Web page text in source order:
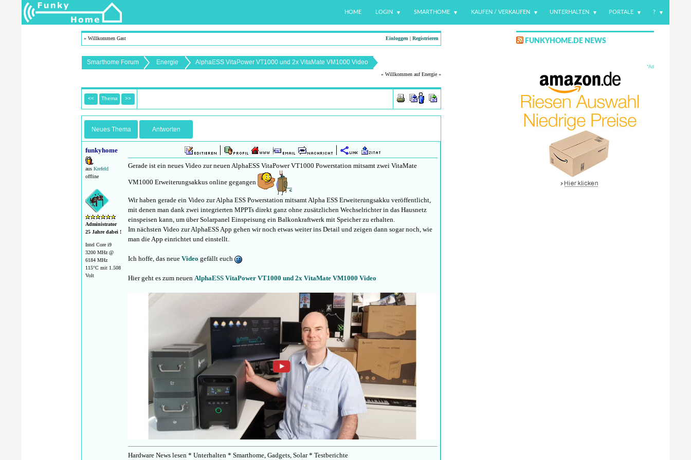
HOME LOGIN SMARTHOME KAUFEN / VERKAUFEN UNTERHALTEN PORTALE ?
» Willkommen Gast Einloggen |Registrieren
Smarthome Forum Energie AlphaESS VitaPower VT1000 und 2x VitaMate VM1000 Video
» Willkommen auf Energie «
<< Thema >>
Neues Thema Antworten
funkyhome
ausKrefeld
offline
Administrator
25 Jahre dabei !
Intel Core i9
3200 MHz @
6184 MHz
115°C mit 1.508
Volt
Gerade ist ein neues Video zur neuen AlphaESS VitaPower VT1000 Powerstation mitsamt zwei VitaMate
VM1000 Erweiterungsakkus online gegangen
Wir haben gerade ein Video zur Alpha ESS Powerstation mitsamt Alpha ESS Erweiterungsakku veröffentlicht,
mit denen man dank zwei integrierten MPPTs direkt ganz ohne zusätzlichen Wechselrichter in das Hausnetz
einspeisen kann, um über Solarpanel Einspeisung ein Balkonkraftwerk mit Speicher zu erhalten.
Im nächsten Video zur AlphaESS App gehen wir noch etwas weiter ins Detail und zeigen dann sogar noch, wie
man die App einrichtet und einstellt.
Ich hoffe, das neueVideo gefällt euch
Hier geht es zum neuenAlphaESS VitaPower VT1000 und 2x VitaMate VM1000 Video
Hardware News lesen * Unterhalten * Smarthome, Gadgets, Solar * Testberichte
FUNKYHOME.DE NEWS
*Ad